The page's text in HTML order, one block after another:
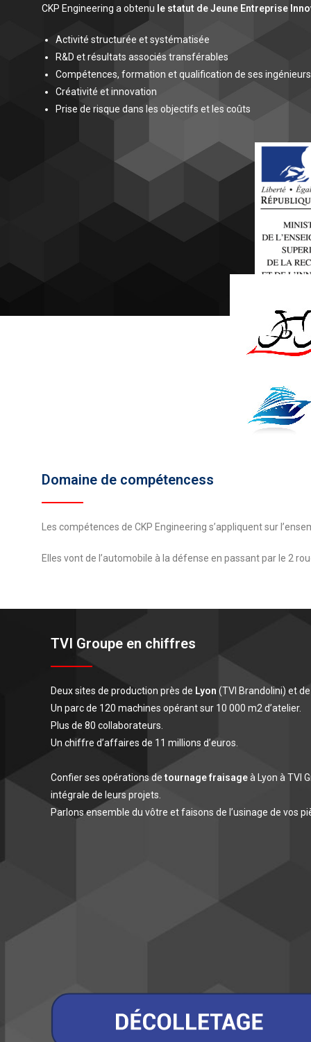
CKP Engineering a obtenu le statut de Jeune Entreprise
Activité structurée et systématisée
R&D et résultats associés transférables
Compétences, formation et qualification de ses ingénieurs
Créativité et innovation
Prise de risque dans les objectifs et les coûts
Domaine de compétencess
Les compétences de CKP Engineering s’appliquent sur
Elles vont de l’automobile à la défense en passant par le 2
TVI Groupe en chiffres
Deux sites de production près de Lyon (TVI Brandolini) et
Un parc de 120 machines opérant sur 10 000 m2 d’atelier.
Plus de 80 collaborateurs.
Un chiffre d’affaires de 11 millions d’euros.
Confier ses opérations de tournage fraisageà Lyon à TVI
intégrale de leurs projets.
Parlons ensemble du vôtre et faisons de l’usinage de vos